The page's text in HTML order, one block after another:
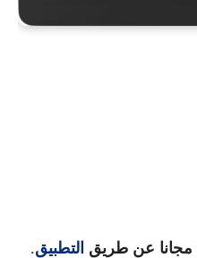
مجانا عن طريق التطبيق.